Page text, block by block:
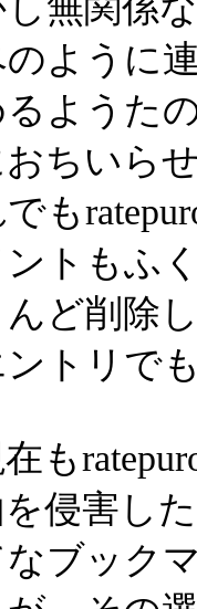
のように
ようた
ちいら
も
ントもふ
ど削除
トリで
も
を侵害し
なブック